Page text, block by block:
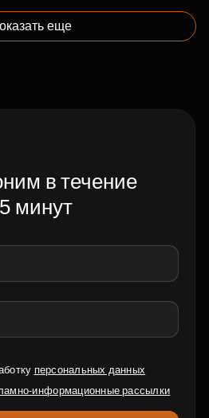
еще
в течение
минут
персональных данных
информационные рассылки